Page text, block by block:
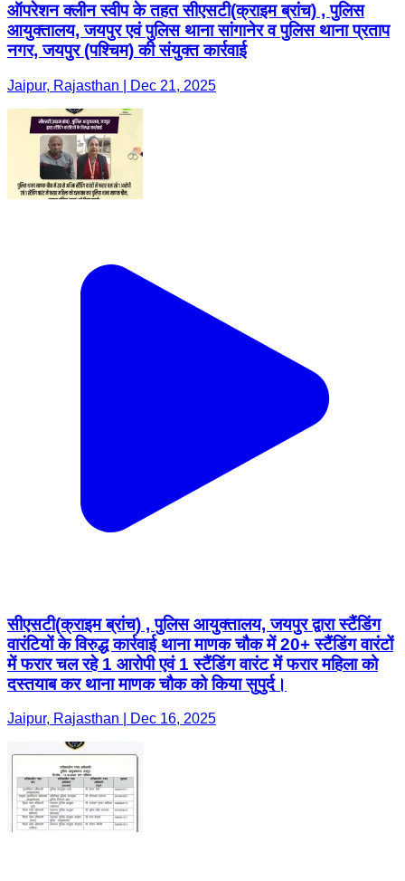
ऑपरेशन क्लीन स्वीप के तहत सीएसटी(क्राइम ब्रांच) , पुलिस
आयुक्तालय, जयपुर एवं पुलिस थाना सांगानेर व पुलिस थाना प्रताप
नगर, जयपुर (पश्चिम) की संयुक्त कार्रवाई
Jaipur, Rajasthan | Dec 21, 2025
सीएसटी(क्राइम ब्रांच) , पुलिस आयुक्तालय, जयपुर द्वारा स्टैंडिंग
वारंटियों के विरुद्ध कार्रवाई थाना माणक चौक में 20+ स्टैंडिंग वारंटों
में फरार चल रहे 1 आरोपी एवं 1 स्टैंडिंग वारंट में फरार महिला को
दस्तयाब कर थाना माणक चौक को किया सुपुर्द।
Jaipur, Rajasthan | Dec 16, 2025